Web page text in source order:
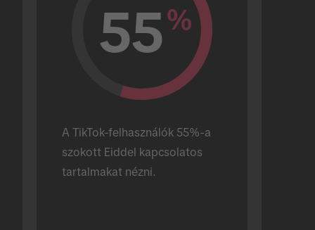
55%
A TikTok-felhasználók 55%-a
szokott Eiddel kapcsolatos
tartalmakat nézni.